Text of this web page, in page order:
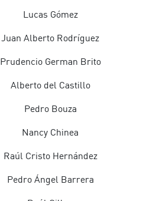
Lucas Gómez
Juan Alberto Rodríguez
Prudencio German Brito
Alberto del Castillo
Pedro Bouza
Nancy Chinea
Raúl Cristo Hernández
Pedro Ángel Barrera